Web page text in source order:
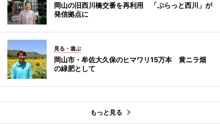
岡山の旧西川橋交番を再利用 「ぷらっと西川」が
発信拠点に
見る・遊ぶ
岡山市・牟佐大久保のヒマワリ15万本 黄ニラ畑
の緑肥として
もっと見る